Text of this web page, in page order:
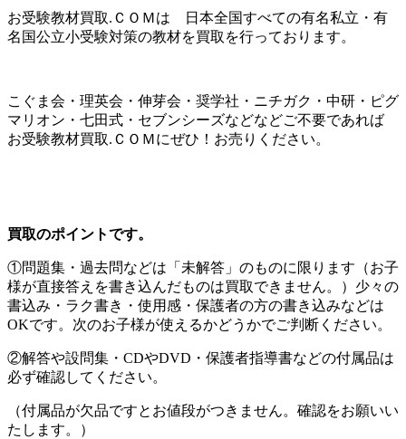
お受験教材買取.ＣＯＭは 日本全国すべての有名私立・有
名国公立小受験対策の教材を買取を行っております。
こぐま会・理英会・伸芽会・奨学社・ニチガク・中研・ピグ
マリオン・七田式・セブンシーズなどなどご不要であれば
お受験教材買取.ＣＯＭにぜひ！お売りください。
買取のポイントです。
①問題集・過去問などは「未解答」のものに限ります（お子
様が直接答えを書き込んだものは買取できません。）少々の
書込み・ラク書き・使用感・保護者の方の書き込みなどは
OKです。次のお子様が使えるかどうかでご判断ください。
②解答や設問集・CDやDVD・保護者指導書などの付属品は
必ず確認してください。
（付属品が欠品ですとお値段がつきません。確認をお願いい
たします。）